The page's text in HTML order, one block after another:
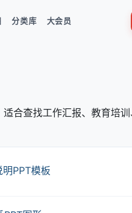
分类库 大会员
合查找工作汇报、教育培
PPT模板